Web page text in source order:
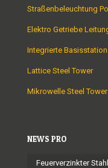
Straßenbeleuchtung
Elektro Getriebe
Integrierte Basisstation
Lattice Steel Tower
Mikrowelle Steel Tower
NEWS PRO
Feuerverzinkter